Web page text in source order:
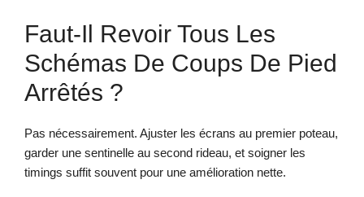
Faut-Il Revoir Tous Les
Schémas De Coups De Pied
Arrêtés ?
Pas nécessairement. Ajuster les écrans au premier poteau,
garder une sentinelle au second rideau, et soigner les
timings suffit souvent pour une amélioration nette.